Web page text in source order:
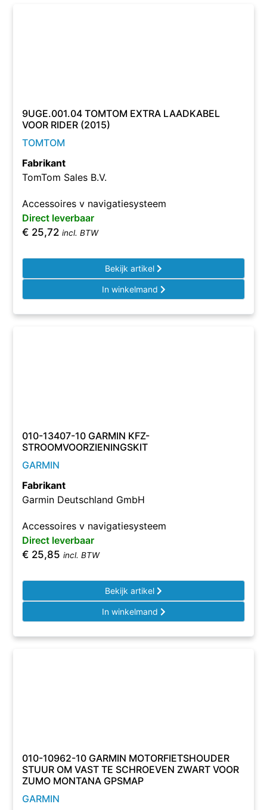
9UGE.001.04 TOMTOM EXTRA LAADKABEL
VOOR RIDER (2015)
TOMTOM
Fabrikant
TomTom Sales B.V.
Accessoires v navigatiesysteem
Direct leverbaar
€ 25,72 incl. BTW
Bekijk artikel
In winkelmand
010-13407-10 GARMIN KFZ-
STROOMVOORZIENINGSKIT
GARMIN
Fabrikant
Garmin Deutschland GmbH
Accessoires v navigatiesysteem
Direct leverbaar
€ 25,85 incl. BTW
Bekijk artikel
In winkelmand
010-10962-10 GARMIN MOTORFIETSHOUDER
STUUR OM VAST TE SCHROEVEN ZWART VOOR
ZUMO MONTANA GPSMAP
GARMIN